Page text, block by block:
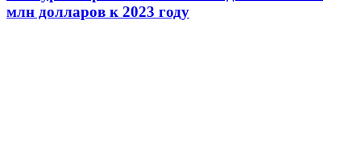
млн долларов к 2023 году